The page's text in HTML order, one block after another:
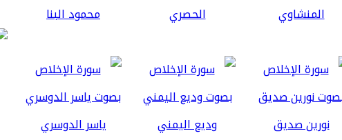
المنشاوي الحصري محمود البنا
نورين صديق وديع اليمني ياسر الدوسري